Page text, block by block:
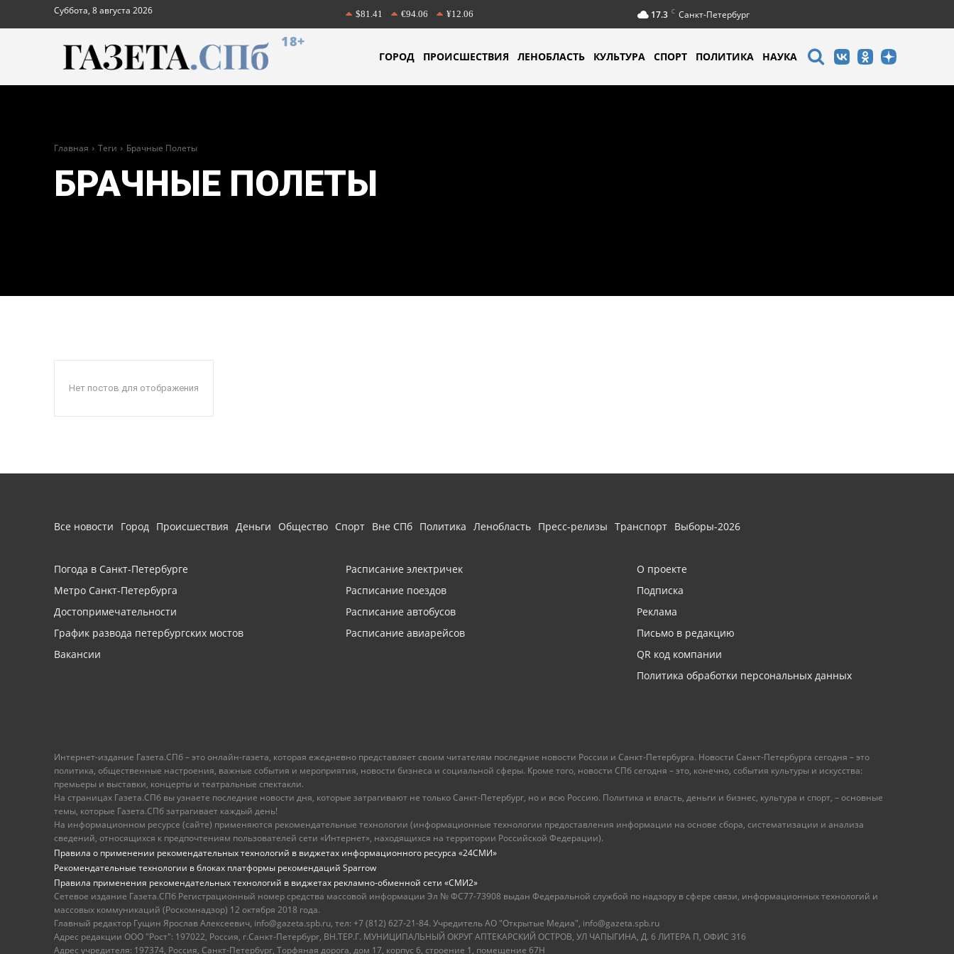
Суббота, 8 августа 2026 $81.41 €94.06 ¥12.06 17.3 C Санкт-Петербург
18+
ГОРОД ПРОИСШЕСТВИЯ ЛЕНОБЛАСТЬ КУЛЬТУРА СПОРТ ПОЛИТИКА НАУКА
Главная Теги Брачные Полеты
БРАЧНЫЕ ПОЛЕТЫ
Нет постов для отображения
Все новости Город Происшествия Деньги Общество Спорт Вне СПб Политика Ленобласть Пресс-релизы Транспорт Выборы-2026
Погода в Санкт-Петербурге
Метро Санкт-Петербурга
Достопримечательности
График развода петербургских мостов
Вакансии
Расписание электричек
Расписание поездов
Расписание автобусов
Расписание авиарейсов
О проекте
Подписка
Реклама
Письмо в редакцию
QR код компании
Политика обработки персональных данных
Интернет-издание Газета.СПб – это онлайн-газета, которая ежедневно представляет своим читателям последние новости России и Санкт-Петербурга. Новости Санкт-Петербурга сегодня – это
политика, общественные настроения, важные события и мероприятия, новости бизнеса и социальной сферы. Кроме того, новости СПб сегодня – это, конечно, события культуры и искусства:
премьеры и выставки, концерты и театральные спектакли.
На страницах Газета.СПб вы узнаете последние новости дня, которые затрагивают не только Санкт-Петербург, но и всю Россию. Политика и власть, деньги и бизнес, культура и спорт, – основные
темы, которые Газета.СПб затрагивает каждый день!
На информационном ресурсе (сайте) применяются рекомендательные технологии (информационные технологии предоставления информации на основе сбора, систематизации и анализа
сведений, относящихся к предпочтениям пользователей сети «Интернет», находящихся на территории Российской Федерации).
Правила о применении рекомендательных технологий в виджетах информационного ресурса «24СМИ»
Рекомендательные технологии в блоках платформы рекомендаций Sparrow
Правила применения рекомендательных технологий в виджетах рекламно-обменной сети «СМИ2»
Сетевое издание Газета.СПб Регистрационный номер средства массовой информации Эл № ФС77-73908 выдан Федеральной службой по надзору в сфере связи, информационных технологий и
массовых коммуникаций (Роскомнадзор) 12 октября 2018 года.
Главный редактор Гущин Ярослав Алексеевич, info@gazeta.spb.ru, тел: +7 (812) 627-21-84. Учредитель АО "Открытые Медиа", info@gazeta.spb.ru
Адрес редакции ООО "Рост": 197022, Россия, г.Санкт-Петербург, ВН.ТЕР.Г. МУНИЦИПАЛЬНЫЙ ОКРУГ АПТЕКАРСКИЙ ОСТРОВ, УЛ ЧАПЫГИНА, Д. 6 ЛИТЕРА П, ОФИС 316
Адрес учредителя: 197374, Россия, Санкт-Петербург, Торфяная дорога, дом 17, корпус 6, строение 1, помещение 67Н